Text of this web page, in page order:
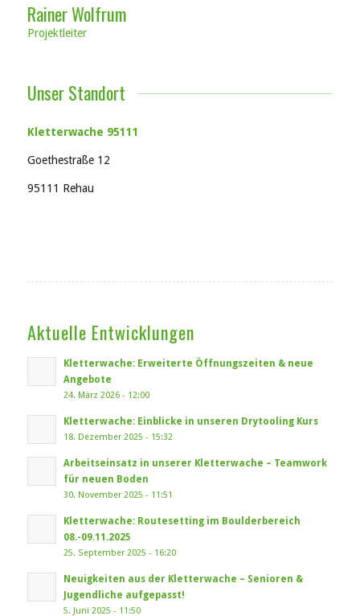
Rainer Wolfrum
Projektleiter
Unser Standort
Kletterwache 95111
Goethestraße 12
95111 Rehau
Aktuelle Entwicklungen
Kletterwache: Erweiterte Öffnungszeiten & neue
Angebote
24. März 2026 - 12:00
Kletterwache: Einblicke in unseren Drytooling Kurs
18. Dezember 2025 - 15:32
Arbeitseinsatz in unserer Kletterwache – Teamwork
für neuen Boden
30. November 2025 - 11:51
Kletterwache: Routesetting im Boulderbereich
08.-09.11.2025
25. September 2025 - 16:20
Neuigkeiten aus der Kletterwache – Senioren &
Jugendliche aufgepasst!
5. Juni 2025 - 11:50